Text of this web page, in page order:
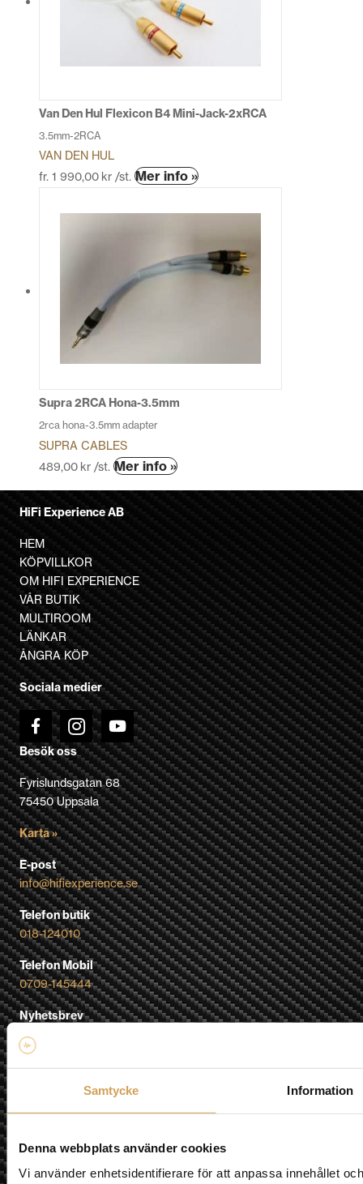
Samtycke Information
Denna webbplats använder cookies
Vi använder enhetsidentifierare för att anpassa innehållet
olika
alternativen
väljas
produktsidan
Van Den Hul Flexicon B4 Mini-Jack-2xRCA
3.5mm-2RCA
VAN DEN HUL
fr. 1 990,00 kr /st. Mer info »Den
produkten
flera
varianter.
Supra 2RCA Hona-3.5mm
2rca hona-3.5mm adapter
SUPRA CABLES
489,00 kr /st. Mer info »Den
varianter.
De
olika
alternativen
kan
väljas
på
produktsidan
HiFi Experience AB
HEM
KÖPVILLKOR
OM HIFI EXPERIENCE
VÅR BUTIK
MULTIROOM
LÄNKAR
ÅNGRA KÖP
Sociala medier
Besök oss
Fyrislundsgatan 68
75450 Uppsala
Karta »
E-post
info@hifiexperience.se
Telefon butik
018-124010
Telefon Mobil
0709-145444
Nyhetsbrev
Jag godkänner prenumeration på nyhetsbrev och att min
information sparas.
klicka på "Prenumerera på nyhetsbrev" godkänner du
att din information sparas hos Brevo och att den
används enligt derasanvändarvillkor